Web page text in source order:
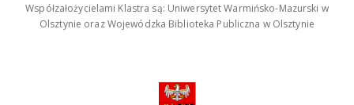
Współzałożycielami Klastra są: Uniwersytet Warmińsko-Mazurski w
Olsztynie oraz Wojewódzka Biblioteka Publiczna w Olsztynie